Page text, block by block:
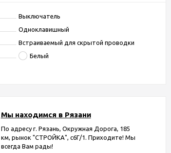
Выключатель
Одноклавишный
Встраиваемый для скрытой проводки
Белый
Мы находимся в Рязани
По адресу г. Рязань, Окружная Дорога, 185
км, рынок "СТРОЙКА", с6Г/1. Приходите! Мы
всегда Вам рады!